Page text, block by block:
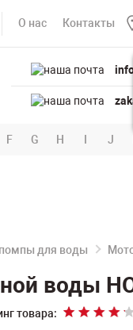
О нас Контакты
F G H I J
для воды
воды
товара: